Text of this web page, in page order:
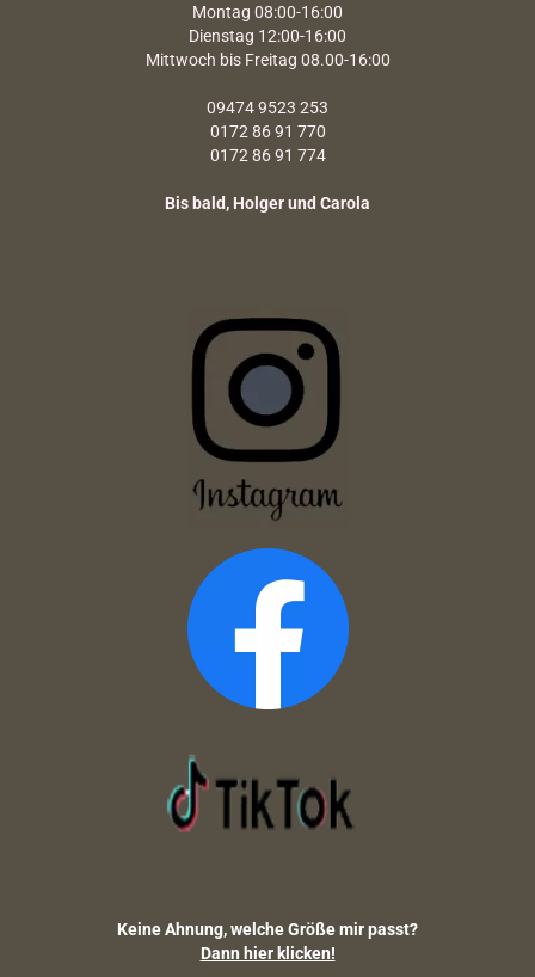
Montag 08:00-16:00
Dienstag 12:00-16:00
Mittwoch bis Freitag 08.00-16:00
09474 9523 253
0172 86 91 770
0172 86 91 774
Bis bald, Holger und Carola
Keine Ahnung, welche Größe mir passt?
Dann hier klicken!